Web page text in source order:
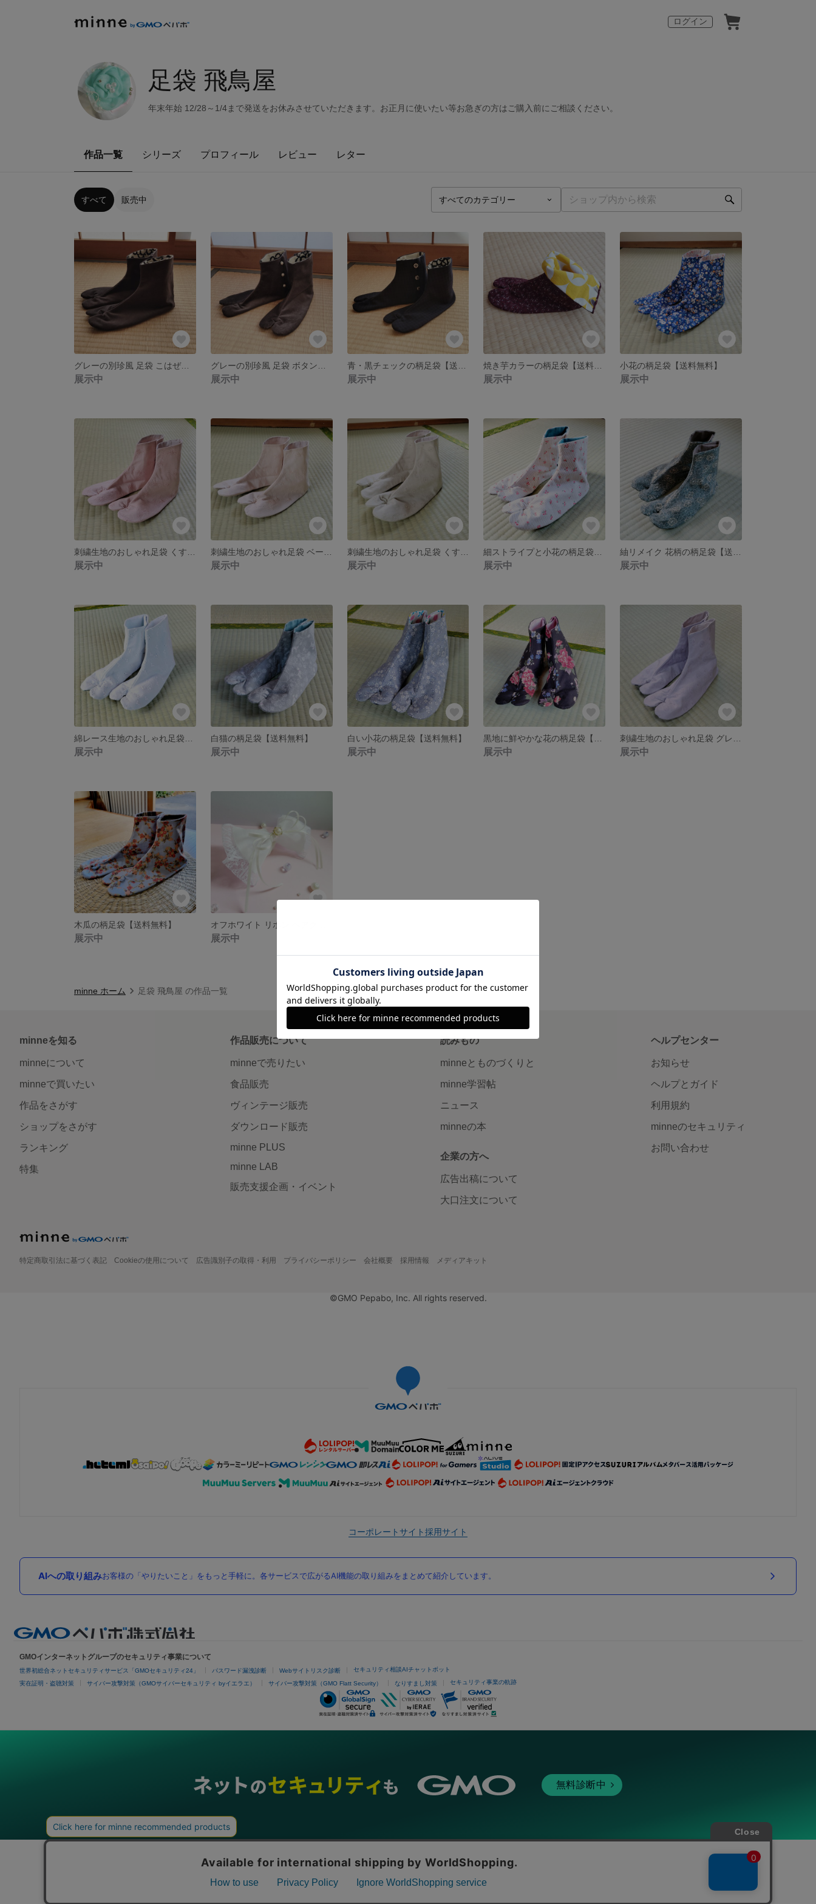
ログイン
足袋 飛鳥屋
年末年始 12/28～1/4まで発送をお休みさせていただきます。お正月に使いたい等お急ぎの方はご購入前にご相談ください。
作品一覧 シリーズ プロフィール レビュー レター
すべて 販売中
展示中 展示中 展示中 展示中
小花の柄足袋【送料無料】
展示中
展示中 展示中 展示中 展示中 展示中
展示中
白猫の柄足袋【送料無料】
展示中
白い小花の柄足袋【送料無料】
展示中 展示中 展示中
木瓜の柄足袋【送料無料】
展示中 展示中
minne ホーム 足袋 飛鳥屋 の作品一覧
minneを知る
minneについて
minneで買いたい
作品をさがす
ショップをさがす
ランキング
特集
作品販売について
minneで売りたい
食品販売
ヴィンテージ販売
ダウンロード販売
minne PLUS
minne LAB
販売支援企画・イベント
読みもの
minneとものづくりと
minne学習帖
ニュース
minneの本
企業の方へ
広告出稿について
大口注文について
ヘルプセンター
お知らせ
ヘルプとガイド
利用規約
minneのセキュリティ
お問い合わせ
特定商取引法に基づく表記 Cookieの使用について 広告識別子の取得・利用 プライバシーポリシー 会社概要 採用情報 メディアキット
©GMO Pepabo, Inc. All rights reserved.
コーポレートサイト採用サイト
AIへの取り組みお客様の「やりたいこと」をもっと手軽に。各サービスで広がるAI機能の取り組みをまとめて紹介しています。
GMOインターネットグループのセキュリティ事業について
世界初総合ネットセキュリティサービス「GMOセキュリティ24」 パスワード漏洩診断 Webサイトリスク診断 セキュリティ相談AIチャットボット
実在証明・盗聴対策 サイバー攻撃対策（GMOサイバーセキュリティ byイエラエ） サイバー攻撃対策（GMO Flatt Security） なりすまし対策 セキュリティ事業の軌跡
無料診断中
セキュリティ マーケティング支援 リサーチ